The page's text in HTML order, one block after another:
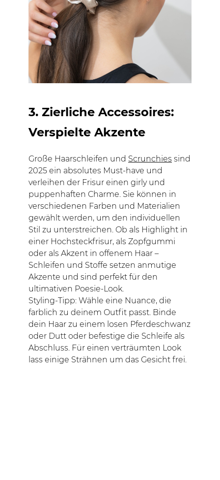
3. Zierliche Accessoires:
Verspielte Akzente
Große Haarschleifen und Scrunchies sind
2025 ein absolutes Must-have und
verleihen der Frisur einen girly und
puppenhaften Charme. Sie können in
verschiedenen Farben und Materialien
gewählt werden, um den individuellen
Stil zu unterstreichen. Ob als Highlight in
einer Hochsteckfrisur, als Zopfgummi
oder als Akzent in offenem Haar –
Schleifen und Stoffe setzen anmutige
Akzente und sind perfekt für den
ultimativen Poesie-Look.
Styling-Tipp: Wähle eine Nuance, die
farblich zu deinem Outfit passt. Binde
dein Haar zu einem losen Pferdeschwanz
oder Dutt oder befestige die Schleife als
Abschluss. Für einen verträumten Look
lass einige Strähnen um das Gesicht frei.